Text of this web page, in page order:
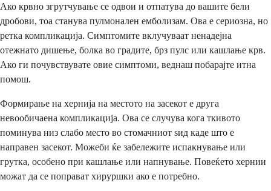
Ако крвно згрутчување се одвои и отпатува до вашите бели
дробови, тоа станува пулмонален емболизам. Ова е сериозна, но
ретка компликација. Симптомите вклучуваат ненадејна
отежнато дишење, болка во градите, брз пулс или кашлање крв.
Ако ги почувствувате овие симптоми, веднаш побарајте итна
помош.
Формирање на хернија на местото на засекот е друга
невообичаена компликација. Ова се случува кога ткивото
поминува низ слабо место во стомачниот ѕид каде што е
направен засекот. Можеби ќе забележите испакнување или
грутка, особено при кашлање или напнување. Повеќето хернии
можат да се поправат хируршки ако е потребно.